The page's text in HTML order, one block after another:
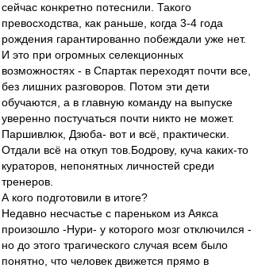
сейчас конкретно потеснили. Такого
превосходства, как раньше, когда 3-4 года
рождения гарантированно побеждали уже нет.
И это при огромных селекционных
возможностях - в Спартак переходят почти все,
без лишних разговоров. Потом эти дети
обучаются, а в главную команду на выпуске
уверенно постучаться почти никто не может.
Паршивлюк, Дзюба- вот и всё, практически.
Отдали всё на откуп тов.Бодрову, куча каких-то
кураторов, непонятных личностей среди
тренеров.
А кого подготовили в итоге?
Недавно несчастье с пареньком из Аякса
произошло -Нури- у которого мозг отключился -
но до этого трагического случая всем было
понятно, что человек движется прямо в